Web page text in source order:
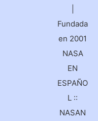
Fundada
en 2001
NASA
EN
ESPAÑO
L ::
NASAN